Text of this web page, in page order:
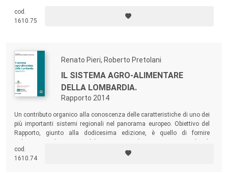
chiamati a contribuire al funzionamento del comparto lattiero-
caseario.
cod.
1610.75
Renato Pieri, Roberto Pretolani
IL SISTEMA AGRO-ALIMENTARE
DELLA LOMBARDIA.
Rapporto 2014
Un contributo organico alla conoscenza delle caratteristiche di uno dei
più importanti sistemi regionali nel panorama europeo. Obiettivo del
Rapporto, giunto alla dodicesima edizione, è quello di fornire
riferimento complessivo per gli attori pubblici.
cod.
1610.74